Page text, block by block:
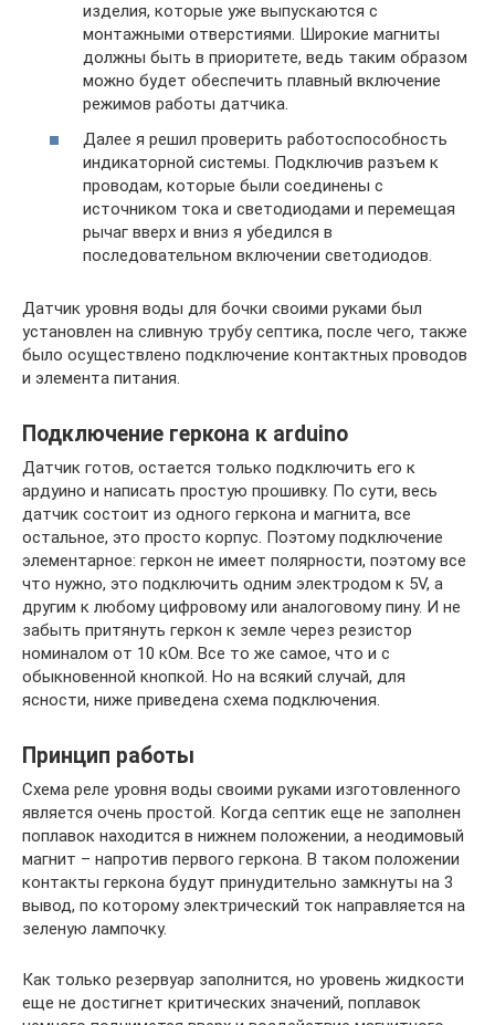
изделия, которые уже выпускаются с
монтажными отверстиями. Широкие магниты
должны быть в приоритете, ведь таким образом
можно будет обеспечить плавный включение
режимов работы датчика.
Далее я решил проверить работоспособность
индикаторной системы. Подключив разъем к
проводам, которые были соединены с
источником тока и светодиодами и перемещая
рычаг вверх и вниз я убедился в
последовательном включении светодиодов.
Датчик уровня воды для бочки своими руками был
установлен на сливную трубу септика, после чего, также
было осуществлено подключение контактных проводов
и элемента питания.
Подключение геркона к arduino
Датчик готов, остается только подключить его к
ардуино и написать простую прошивку. По сути, весь
датчик состоит из одного геркона и магнита, все
остальное, это просто корпус. Поэтому подключение
элементарное: геркон не имеет полярности, поэтому все
что нужно, это подключить одним электродом к 5V, а
другим к любому цифровому или аналоговому пину. И не
забыть притянуть геркон к земле через резистор
номиналом от 10 кОм. Все то же самое, что и с
обыкновенной кнопкой. Но на всякий случай, для
ясности, ниже приведена схема подключения.
Принцип работы
Схема реле уровня воды своими руками изготовленного
является очень простой. Когда септик еще не заполнен
поплавок находится в нижнем положении, а неодимовый
магнит – напротив первого геркона. В таком положении
контакты геркона будут принудительно замкнуты на 3
вывод, по которому электрический ток направляется на
зеленую лампочку.
Как только резервуар заполнится, но уровень жидкости
еще не достигнет критических значений, поплавок